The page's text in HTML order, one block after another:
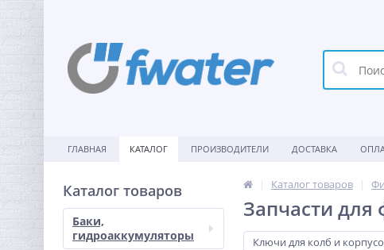
ГЛАВНАЯ КАТАЛОГ ПРОИЗВОДИТЕЛИ ДОСТАВКА
Каталог товаров
Баки,
гидроаккумуляторы
Каталог товаров
Запчасти для
Ключи для колб и